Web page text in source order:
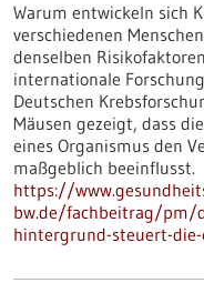
Warum entwickeln sich
verschiedenen
denselben
internationale
Deutschen
Mäusen gezeigt, dass
eines Organismus den
maßgeblich beeinflusst.
https://
bw.de/fachbeitrag/pm/
hintergrund-steuert-